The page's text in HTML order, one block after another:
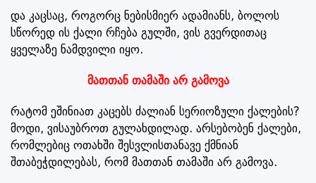
და კაცსაც, როგორც ნებისმიერ ადამიანს, ბოლოს
სწორედ ის ქალი რჩება გულში, ვის გვერდითაც
ყველაზე ნამდვილი იყო.
მათთან თამაში არ გამოვა
რატომ ეშინიათ კაცებს ძალიან სერიოზული ქალების?
მოდი, ვისაუბროთ გულახდილად. არსებობენ ქალები,
რომლებიც ოთახში შესვლისთანავე ქმნიან
შთაბეჭდილებას, რომ მათთან თამაში არ გამოვა.